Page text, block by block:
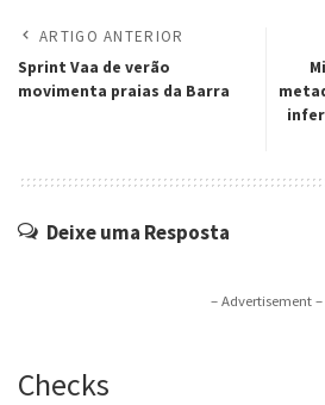
ARTIGO ANTERIOR
Sprint Vaa de verão
movimenta praias da Barra
Deixe uma Resposta
– Advertisement –
Checks